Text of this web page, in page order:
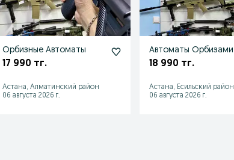
Орбизные Автоматы
17 990 тг.
Астана, Алматинский район
06 августа 2026 г.
Автоматы Орбизами
18 990 тг.
Астана, Есильский район
06 августа 2026 г.